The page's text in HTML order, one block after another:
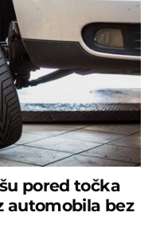
pored točka
automobila bez